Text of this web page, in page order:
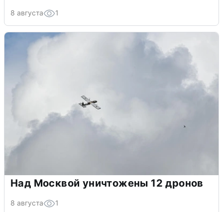
8 августа 1
Над Москвой уничтожены 12 дронов
8 августа 1